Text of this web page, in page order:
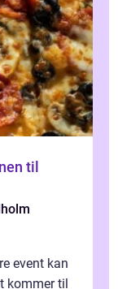
til
event kan
kommer til